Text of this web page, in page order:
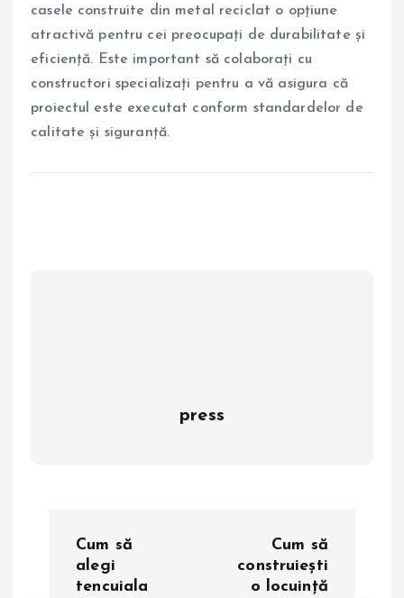
casele construite din metal reciclat o opțiune
atractivă pentru cei preocupați de durabilitate și
eficiență. Este important să colaborați cu
constructori specializați pentru a vă asigura că
proiectul este executat conform standardelor de
calitate și siguranță.
press
Cum să
alegi
tencuiala
Cum să
construiești
o locuință